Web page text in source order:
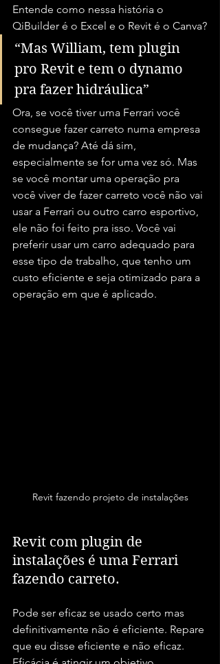
Entende como nessa história o
QiBuilder é o Excel e o Revit é o Canva?
“Mas William, tem plugin
pro Revit e tem o dynamo
pra fazer hidráulica”
Ora, se você tiver uma Ferrari você
consegue fazer carreto numa empresa
de mudança? Até dá sim,
especialmente se for uma vez só. Mas
se você montar uma operação pra
você viver de fazer carreto você não vai
usar a Ferrari ou outro carro esportivo,
ele não foi feito pra isso. Você vai
preferir usar um carro adequado para
esse tipo de trabalho, que tenho um
custo eficiente e seja otimizado para a
operação em que é aplicado.
Revit fazendo projeto de instalações
Revit com plugin de
instalações é uma Ferrari
fazendo carreto.
Pode ser eficaz se usado certo mas
definitivamente não é eficiente. Repare
que eu disse eficiente e não eficaz.